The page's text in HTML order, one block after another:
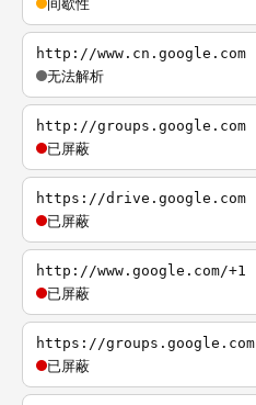
http://www.cn.google.com
无法解析
http://groups.google.com
已屏蔽
https://drive.google.com
已屏蔽
http://www.google.com/+1
已屏蔽
https://groups.google.com
已屏蔽